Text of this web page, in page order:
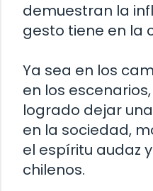
demuestran la
gesto tiene en la
Ya sea en los
en los
logrado dejar
en la sociedad,
el espíritu audaz
chilenos.